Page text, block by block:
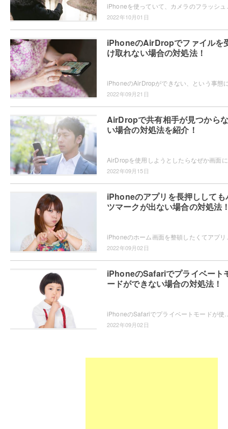
2022年10月01日
iPhoneのAirDropでファイルを
け取れない場合の対処法！
2022年09月21日
AirDropで共有相手が見つからな
い場合の対処法を紹介！
2022年09月15日
iPhoneのアプリを長押ししても
ツマークが出ない場合の対処法
2022年09月02日
iPhoneのSafariでプライベート
ードができない場合の対処法！
2022年09月02日